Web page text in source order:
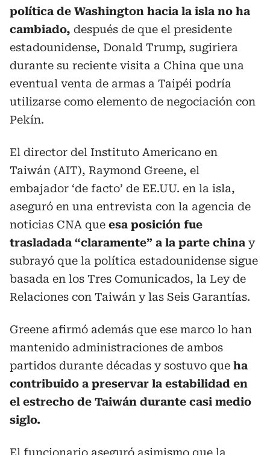
política de Washington hacia la isla no ha
cambiado, después de que el presidente
estadounidense, Donald Trump, sugiriera
durante su reciente visita a China que una
eventual venta de armas a Taipéi podría
utilizarse como elemento de negociación con
Pekín.
El director del Instituto Americano en
Taiwán (AIT), Raymond Greene, el
embajador ‘de facto’ de EE.UU. en la isla,
aseguró en una entrevista con la agencia de
noticias CNA que esa posición fue
trasladada “claramente” a la parte china y
subrayó que la política estadounidense sigue
basada en los Tres Comunicados, la Ley de
Relaciones con Taiwán y las Seis Garantías.
Greene afirmó además que ese marco lo han
mantenido administraciones de ambos
partidos durante décadas y sostuvo que ha
contribuido a preservar la estabilidad en
el estrecho de Taiwán durante casi medio
siglo.
El funcionario aseguró asimismo que la